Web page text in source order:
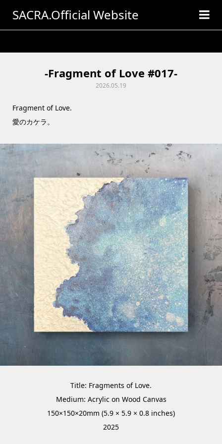
SACRA.Official Website
-Fragment of Love #017-
2026.05.19
Fragment of Love.
愛のカケラ。
Title: Fragments of Love.
Medium: Acrylic on Wood Canvas
150×150×20mm (5.9 × 5.9 × 0.8 inches)
2025